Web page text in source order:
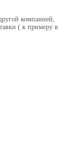
компанией,
( к примеру в